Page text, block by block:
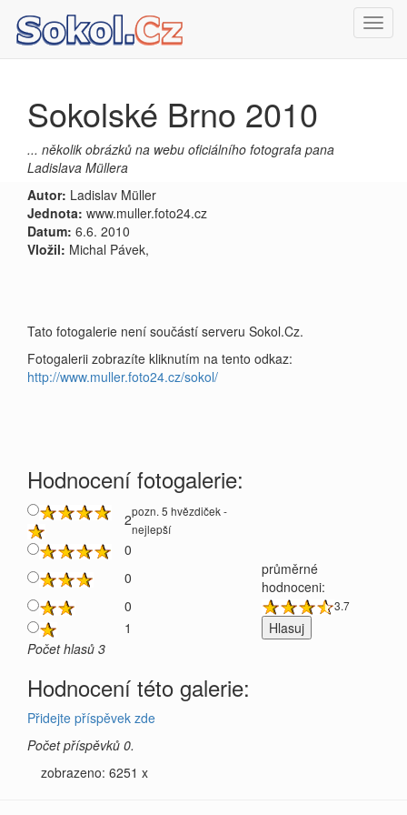
Sokolské Brno 2010
... několik obrázků na webu oficiálního fotografa pana
Ladislava Müllera
Autor: Ladislav Müller
Jednota: www.muller.foto24.cz
Datum: 6.6. 2010
Vložil: Michal Pávek,
Tato fotogalerie není součástí serveru Sokol.Cz.
Fotogalerii zobrazíte kliknutím na tento odkaz:
http://www.muller.foto24.cz/sokol/
Hodnocení fotogalerie:
2pozn. 5 hvězdiček -
nejlepší
0
0
průměrné
hodnoceni:
0
3.7
1
Počet hlasů 3
Hodnocení této galerie:
Přidejte příspěvek zde
Počet příspěvků 0.
zobrazeno: 6251 x